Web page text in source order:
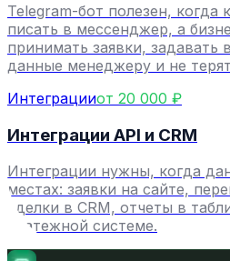
Telegram-бот полезен, когда
писать в мессенджер, а
принимать заявки, задавать
данные менеджеру и не
Интеграцииот 20 000 ₽
Интеграции API и CRM
Интеграции нужны, когда
местах: заявки на сайте,
сделки в CRM, отчеты в
платежной системе.